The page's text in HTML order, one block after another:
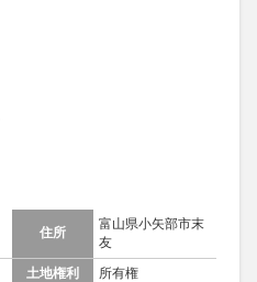
住所
富山県小矢部市末
友
土地権利 所有権